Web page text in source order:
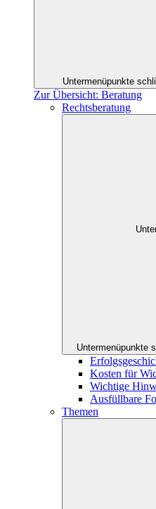
Untermenüpunkte
Zur Übersicht: Beratung
Rechtsberatung
Untermenüpunkte
Kosten für
Wichtige
Ausfüllbare
Themen